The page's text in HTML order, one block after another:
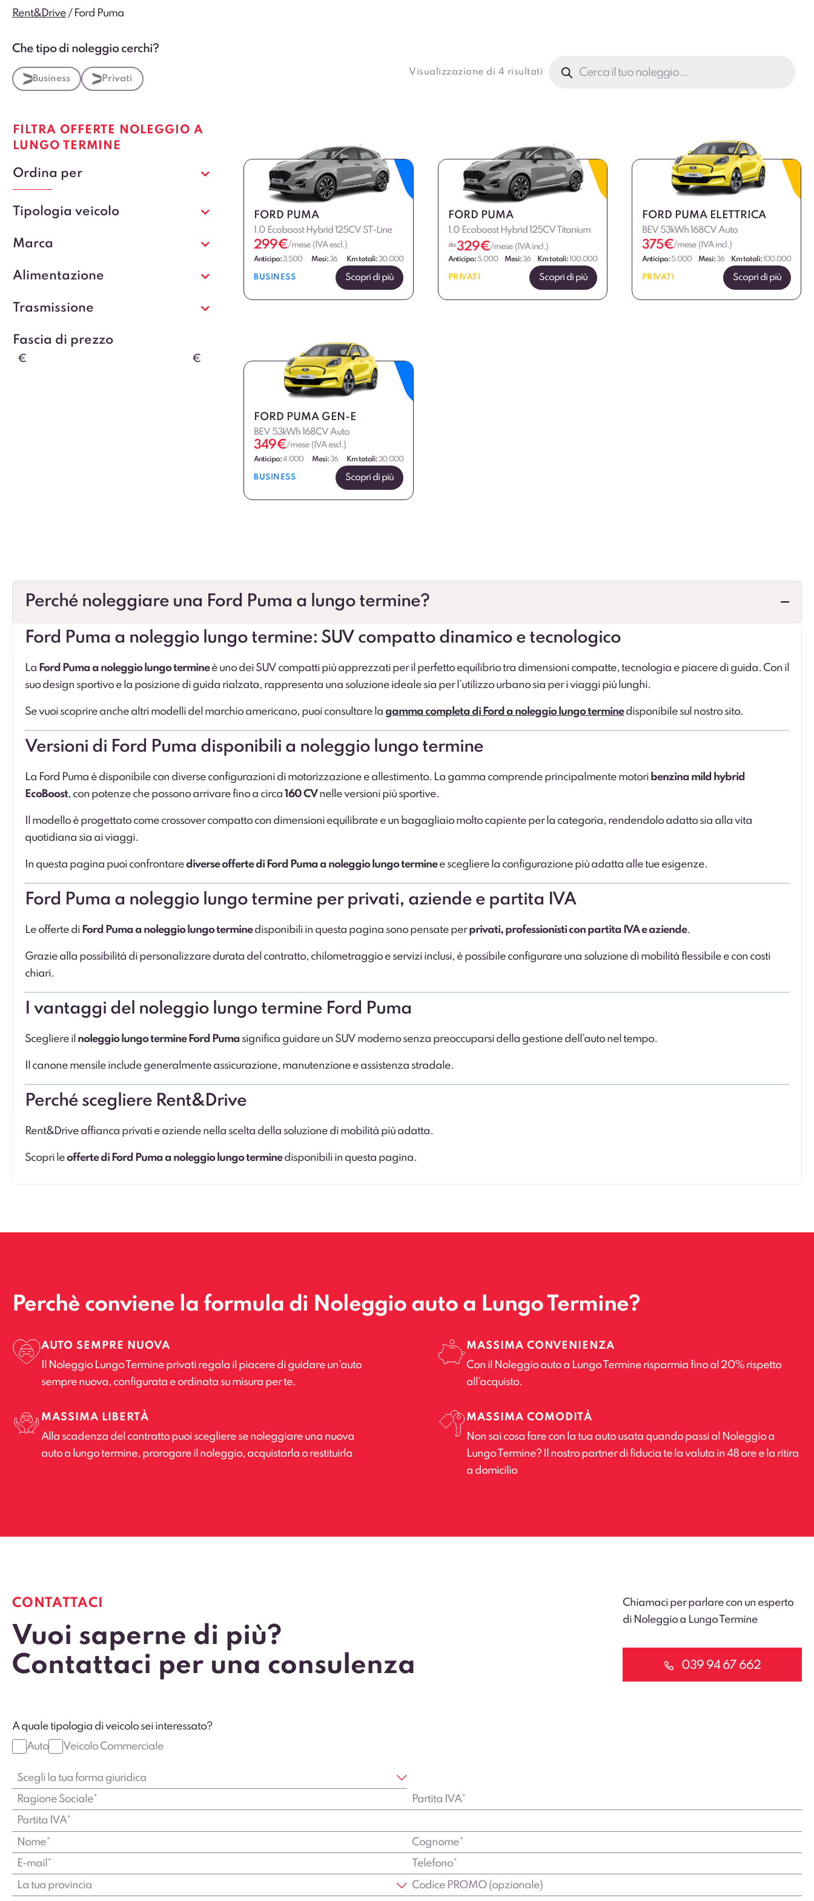
Rent&Drive / Ford Puma
Che tipo di noleggio cerchi?
Business Privati
Visualizzazione di 4 risultati
prodotti
FORD PUMA
1.0 Ecoboost Hybrid 125CV ST-Line
299€/mese (IVA escl.)
Anticipo:3.500 Mesi:36 Km totali:30.000
BUSINESS Scopri di più
FORD PUMA
1.0 Ecoboost Hybrid 125CV Titanium
da 329€/mese (IVA incl.)
Anticipo: 5.000 Mesi:36 Km totali: 100.000
PRIVATI Scopri di più
FORD PUMA ELETTRICA
BEV 53kWh 168CV Auto
375€/mese (IVA incl.)
Anticipo:5.000 Mesi:36 Km totali: 100.000
PRIVATI Scopri di più
FORD PUMA GEN-E
BEV 53kWh 168CV Auto
349€/mese (IVA escl.)
Anticipo:4.000 Mesi:36 Km totali:30.000
BUSINESS Scopri di più
FILTRA OFFERTE NOLEGGIO A
LUNGO TERMINE
Ordina per
Tipologia veicolo
Marca
Alimentazione
Trasmissione
Fascia di prezzo
€ €
Perché noleggiare una Ford Puma a lungo termine?
Ford Puma a noleggio lungo termine: SUV compatto dinamico e tecnologico
La Ford Puma a noleggio lungo termineè uno dei SUV compatti più apprezzati per il perfetto equilibrio tra dimensioni compatte, tecnologia e piacere di guida. Con il
suo design sportivo e la posizione di guida rialzata, rappresenta una soluzione ideale sia per l’utilizzo urbano sia per i viaggi più lunghi.
Se vuoi scoprire anche altri modelli del marchio americano, puoi consultare la gamma completa di Ford a noleggio lungo terminedisponibile sul nostro sito.
Versioni di Ford Puma disponibili a noleggio lungo termine
La Ford Puma è disponibile con diverse configurazioni di motorizzazione e allestimento. La gamma comprende principalmente motori benzina mild hybrid
EcoBoost, con potenze che possono arrivare fino a circa 160 CVnelle versioni più sportive.
Il modello è progettato come crossover compatto con dimensioni equilibrate e un bagagliaio molto capiente per la categoria, rendendolo adatto sia alla vita
quotidiana sia ai viaggi.
In questa pagina puoi confrontarediverse offerte di Ford Puma a noleggio lungo terminee scegliere la configurazione più adatta alle tue esigenze.
Ford Puma a noleggio lungo termine per privati, aziende e partita IVA
Le offerte di Ford Puma a noleggio lungo terminedisponibili in questa pagina sono pensate perprivati, professionisti con partita IVA e aziende.
Grazie alla possibilità di personalizzare durata del contratto, chilometraggio e servizi inclusi, è possibile configurare una soluzione di mobilità flessibile e con costi
chiari.
I vantaggi del noleggio lungo termine Ford Puma
Scegliere il noleggio lungo termine Ford Puma significa guidare un SUV moderno senza preoccuparsi della gestione dell’auto nel tempo.
Il canone mensile include generalmente assicurazione, manutenzione e assistenza stradale.
Perché scegliere Rent&Drive
Rent&Drive affianca privati e aziende nella scelta della soluzione di mobilità più adatta.
Scopri leofferte di Ford Puma a noleggio lungo terminedisponibili in questa pagina.
Perchè conviene la formula di Noleggio auto a Lungo Termine?
AUTO SEMPRE NUOVA
Il Noleggio Lungo Termine privati regala il piacere di guidare un’auto
sempre nuova, configurata e ordinata su misura per te.
MASSIMA CONVENIENZA
Con il Noleggio auto a Lungo Termine risparmia fino al 20% rispetto
all’acquisto.
MASSIMA LIBERTÀ
Alla scadenza del contratto puoi scegliere se noleggiare una nuova
auto a lungo termine, prorogare il noleggio, acquistarla o restituirla
MASSIMA COMODITÀ
Non sai cosa fare con la tua auto usata quando passi al Noleggio a
Lungo Termine? Il nostro partner di fiducia te la valuta in 48 ore e la ritira
a domicilio
CONTATTACI
Vuoi saperne di più?
Contattaci per una consulenza
Chiamaci per parlare con un esperto
di Noleggio a Lungo Termine
039 94 67 662
A quale tipologia di veicolo sei interessato?
Auto
Veicolo Commerciale